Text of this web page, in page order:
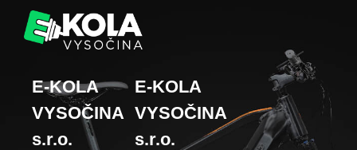
E-KOLA
VYSOČINA
s.r.o.
E-KOLA
VYSOČINA
s.r.o.